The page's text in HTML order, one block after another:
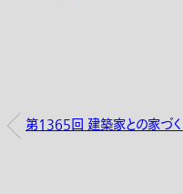
第1365回 建築家との家づ